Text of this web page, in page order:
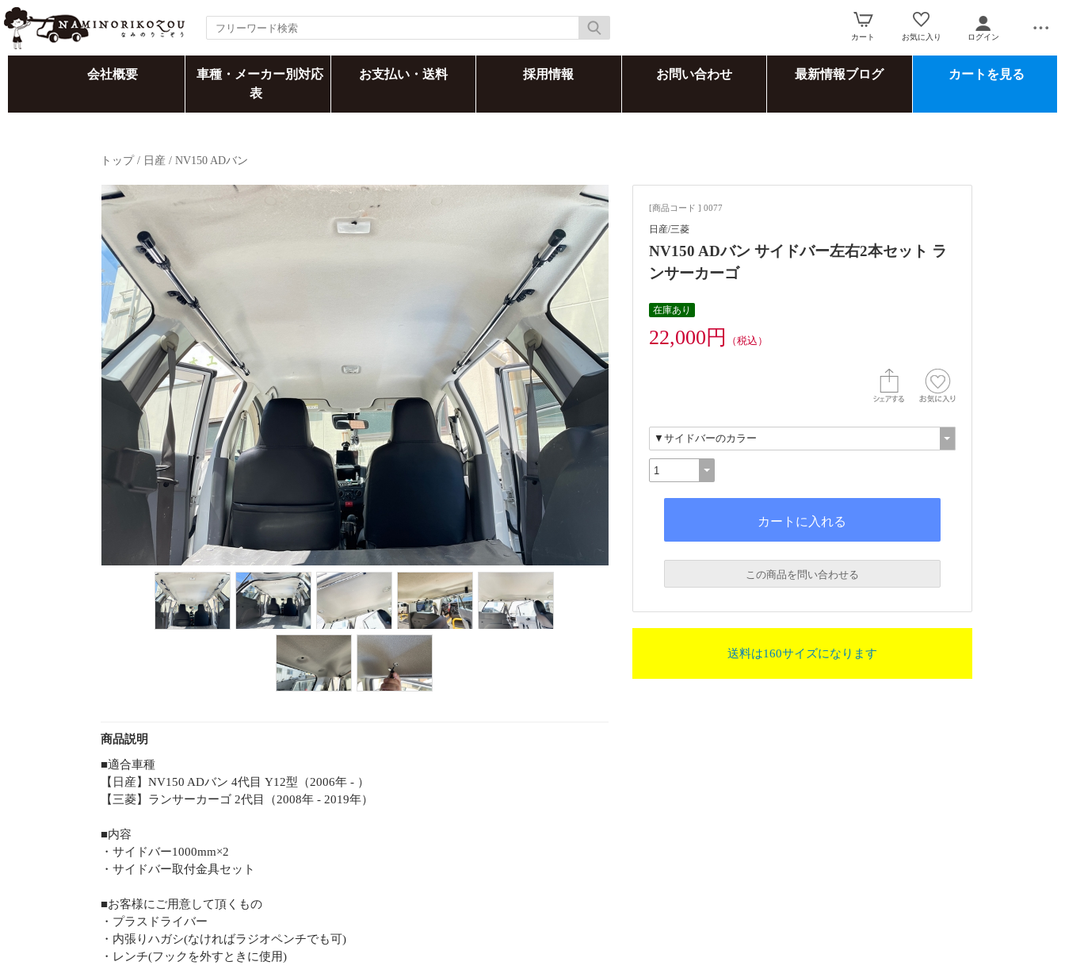
カート お気に入り ログイン
会社概要
車種・メーカー別対応
表
お支払い・送料 採用情報 お問い合わせ 最新情報ブログ カートを見る
トップ/ 日産 / NV150 ADバン
商品説明
■適合車種
【日産】NV150 ADバン 4代目 Y12型（2006年 - ）
【三菱】ランサーカーゴ 2代目（2008年 - 2019年）
■内容
・サイドバー1000mm×2
・サイドバー取付金具セット
■お客様にご用意して頂くもの
・プラスドライバー
・内張りハガシ(なければラジオペンチでも可)
・レンチ(フックを外すときに使用)
[商品コード ] 0077
日産/三菱
NV150 ADバン サイドバー左右2本セット ラ
ンサーカーゴ
在庫あり
22,000円 （税込）
この商品を問い合わせる
送料は160サイズになります